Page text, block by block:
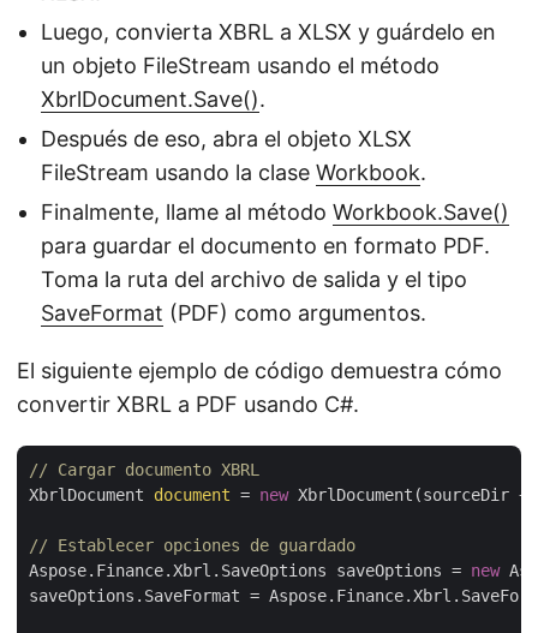
Luego, convierta XBRL a XLSX y guárdelo en
un objeto FileStream usando el método
XbrlDocument.Save().
Después de eso, abra el objeto XLSX
FileStream usando la clase Workbook.
Finalmente, llame al método Workbook.Save()
para guardar el documento en formato PDF.
Toma la ruta del archivo de salida y el tipo
SaveFormat (PDF) como argumentos.
El siguiente ejemplo de código demuestra cómo
convertir XBRL a PDF usando C#.
// Cargar documento XBRL
XbrlDocument document = new XbrlDocument(sourceDir +
// Establecer opciones de guardado
Aspose.Finance.Xbrl.SaveOptions saveOptions = new
saveOptions.SaveFormat =